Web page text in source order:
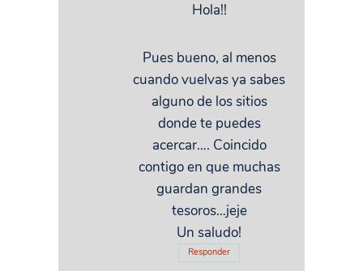
Hola!!
Pues bueno, al menos
cuando vuelvas ya sabes
alguno de los sitios
donde te puedes
acercar…. Coincido
contigo en que muchas
guardan grandes
tesoros…jeje
Un saludo!
Responder